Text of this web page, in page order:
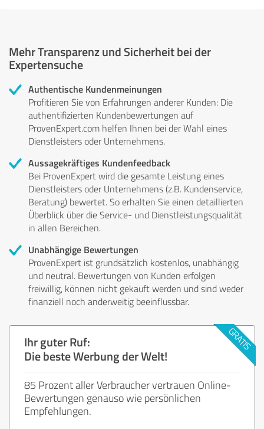
Mehr Transparenz und Sicherheit bei der
Expertensuche
Authentische Kundenmeinungen
Profitieren Sie von Erfahrungen anderer Kunden: Die
authentifizierten Kundenbewertungen auf
ProvenExpert.com helfen Ihnen bei der Wahl eines
Dienstleisters oder Unternehmens.
Aussagekräftiges Kundenfeedback
Bei ProvenExpert wird die gesamte Leistung eines
Dienstleisters oder Unternehmens (z.B. Kundenservice,
Beratung) bewertet. So erhalten Sie einen detaillierten
Überblick über die Service- und Dienstleistungsqualität
in allen Bereichen.
Unabhängige Bewertungen
ProvenExpert ist grundsätzlich kostenlos, unabhängig
und neutral. Bewertungen von Kunden erfolgen
freiwillig, können nicht gekauft werden und sind weder
finanziell noch anderweitig beeinflussbar.
Ihr guter Ruf:
Die beste Werbung der Welt!
85 Prozent aller Verbraucher vertrauen Online-
Bewertungen genauso wie persönlichen
Empfehlungen.